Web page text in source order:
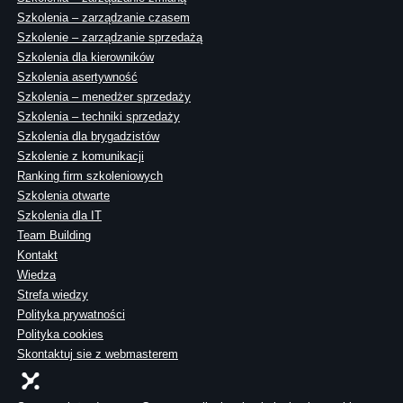
Szkolenia – zarządzanie czasem
Szkolenie – zarządzanie sprzedażą
Szkolenia dla kierowników
Szkolenia asertywność
Szkolenia – menedżer sprzedaży
Szkolenia – techniki sprzedaży
Szkolenia dla brygadzistów
Szkolenie z komunikacji
Ranking firm szkoleniowych
Szkolenia otwarte
Szkolenia dla IT
Team Building
Kontakt
Wiedza
Strefa wiedzy
Polityka prywatności
Polityka cookies
Skontaktuj sie z webmasterem